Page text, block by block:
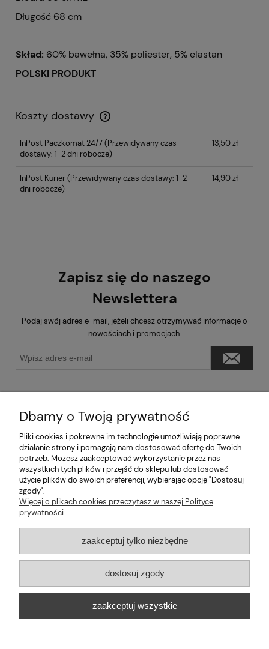
Długość 68 cm
Skład: 60% bawełna, 35% poliester, 5% elastan
POLSKI PRODUKT
Koszty dostawy
InPost Paczkomat 24/7(Przewidywany czas
dostawy: 1-2 dni robocze)
13,50 zł
InPost Kurier(Przewidywany czas dostawy: 1-2
dni robocze)
14,90 zł
Zapisz się do naszego
Newslettera
Podaj swój adres e-mail, jeżeli chcesz otrzymywać informacje o
nowościach i promocjach.
Pomoc
Moje konto
Informacje
2026 © mabaje
Sklep internetowy Shoper Premium
Tel.:534736451| NIP: 6772370993 REGON:
122658200
Dbamy o Twoją prywatność
Pliki cookies i pokrewne im technologie umożliwiają poprawne
działanie strony i pomagają nam dostosować ofertę do Twoich
potrzeb. Możesz zaakceptować wykorzystanie przez nas
wszystkich tych plików i przejść do sklepu lub dostosować
użycie plików do swoich preferencji, wybierając opcję "Dostosuj
zgody".
Więcej o plikach cookies przeczytasz w naszej Polityce
prywatności.
zaakceptuj tylko niezbędne
dostosuj zgody
zaakceptuj wszystkie